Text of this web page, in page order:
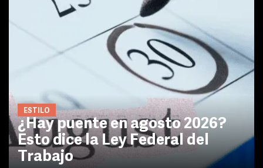
ESTILO
¿Hay puente en agosto 2026?
Esto dice la Ley Federal del
Trabajo